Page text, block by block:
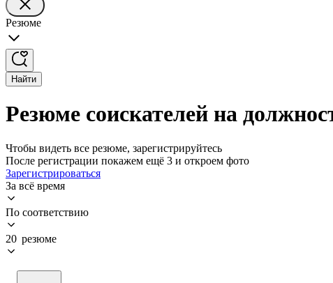
Резюме
Найти
Резюме соискателей на
Чтобы видеть все резюме, зарегистрируйтесь
После регистрации покажем ещё 3 и откроем фото
Зарегистрироваться
За всё время
По соответствию
20 резюме